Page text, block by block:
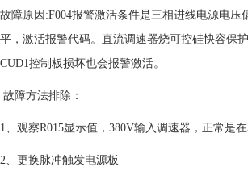
故障原因:F004报警激活条件是三相进线电源电
平，激活报警代码。直流调速器烧可控硅快容保
CUD1控制板损坏也会报警激活。
故障方法排除：
1、观察R015显示值，380V输入调速器，正常是在
2、更换脉冲触发电源板